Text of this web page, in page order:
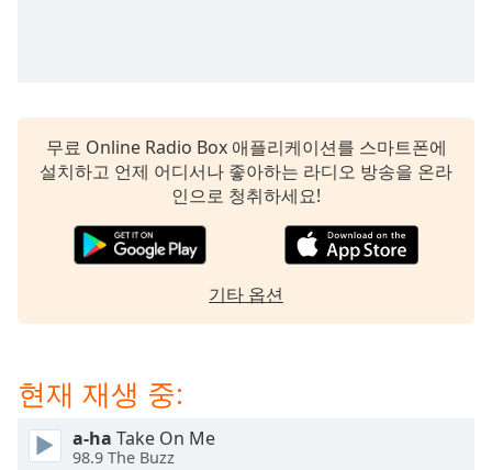
selected
modal
window.
무료 Online Radio Box 애플리케이션를 스마트폰에
설치하고 언제 어디서나 좋아하는 라디오 방송을 온라
인으로 청취하세요!
기타 옵션
현재 재생 중:
a-ha Take On Me
98.9 The Buzz